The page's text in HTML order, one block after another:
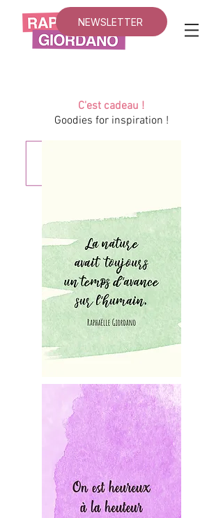
NEWSLETTER
C'est cadeau !
Goodies for inspiration !